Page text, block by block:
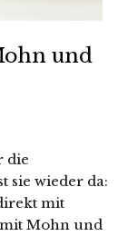
und
die
sie wieder da:
mit
Mohn und